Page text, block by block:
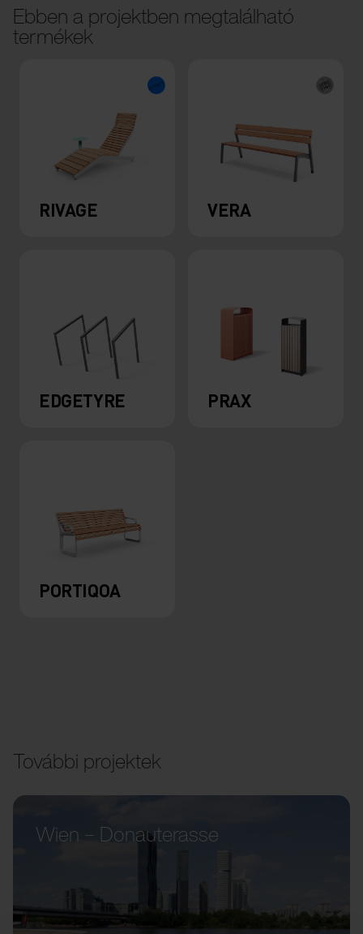
Ebben a projektben megtalálható
termékek
RIVAGE VERA
EDGETYRE PRAX
PORTIQOA
További projektek
Wien – Donauterasse